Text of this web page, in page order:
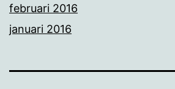
februari 2016
januari 2016